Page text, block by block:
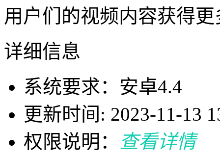
用户们的视频内容获得
详细信息
系统要求：安卓4.4
更新时间: 2023-11-13
权限说明：
查看详情